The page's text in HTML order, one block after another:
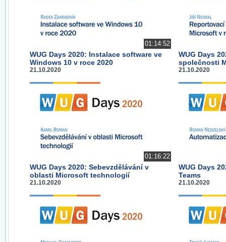
01:14:52
WUG Days 2020: Instalace software ve
Windows 10 v roce 2020
21.10.2020
WUG Days
společnosti
21.10.2020
01:16:22
WUG Days 2020: Sebevzdělávání v
oblasti Microsoft technologií
21.10.2020
WUG Days
Teams
21.10.2020